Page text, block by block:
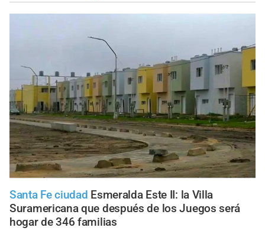
Santa Fe ciudad Esmeralda Este II: la Villa
Suramericana que después de los Juegos será
hogar de 346 familias